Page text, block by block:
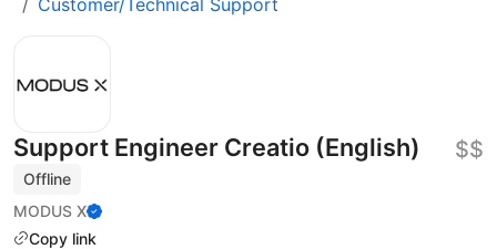
Customer/Technical Support
Support Engineer Creatio (English)
Offline
MODUS X
Copy link
$$